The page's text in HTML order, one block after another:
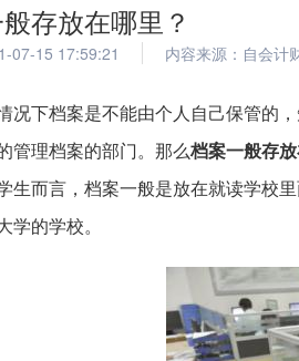
存放在哪里？
07-15 17:59:21 内容来源：自会计
况下档案是不能由个人自己保管的
管理档案的部门。那么档案一般存
生而言，档案一般是放在就读学校
学的学校。